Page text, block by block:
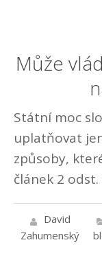
Může
Státní moc
uplatňovat
způsoby,
článek 2 odst.
David
Zahumenský